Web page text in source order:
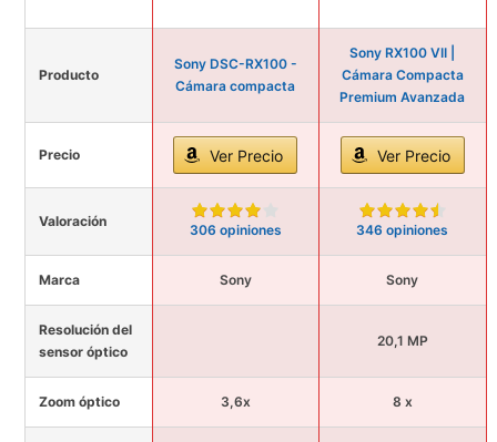
Producto
Sony DSC-RX100 -
Cámara compacta
Sony RX100 VII |
Cámara Compacta
Premium Avanzada
Precio Ver Precio Ver Precio
Valoración
306 opiniones 346 opiniones
Marca Sony Sony
Resolución del
sensor óptico
20,1 MP
Zoom óptico 3,6x 8 x